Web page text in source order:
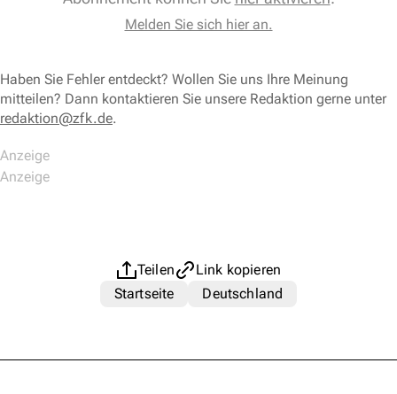
Melden Sie sich hier an.
Haben Sie Fehler entdeckt? Wollen Sie uns Ihre Meinung
mitteilen? Dann kontaktieren Sie unsere Redaktion gerne unter
redaktion@zfk.de.
Teilen
Link kopieren
Startseite
Deutschland